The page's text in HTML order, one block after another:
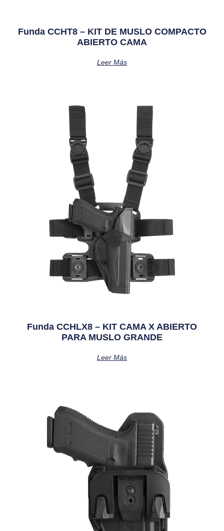
Funda CCHT8 – KIT DE MUSLO COMPACTO
ABIERTO CAMA
Leer Más
Funda CCHLX8 – KIT CAMA X ABIERTO
PARA MUSLO GRANDE
Leer Más